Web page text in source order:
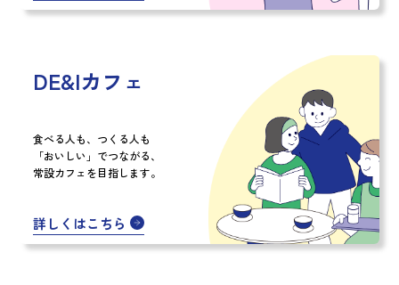
DE&Iカフェ
食べる人も、つくる人も
「おいしい」でつながる、
常設カフェを目指します。
詳しくはこちら